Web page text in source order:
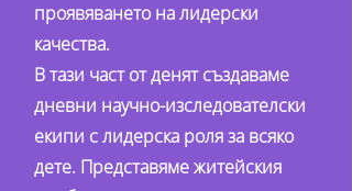
проявяването на лидерски
качества.
В тази част от денят създаваме
дневни научно-изследователски
екипи с лидерска роля за всяко
дете. Представяме житейския